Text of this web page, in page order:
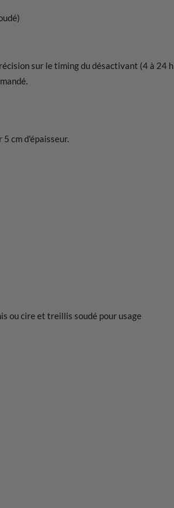
sur le timing du désactivant (4 à 24 h
cm d'épaisseur.
ou cire et treillis soudé pour usage